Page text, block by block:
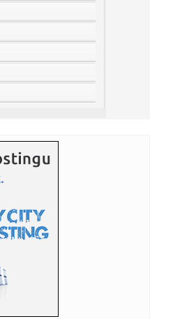
malih divljih deponija
30 godina? Akademski
Gisou hair & body mist
Ko zapravo kontroliše
Zelenskog Beogradu: Ovo je
- praznik posvećen
njihov "praznik"